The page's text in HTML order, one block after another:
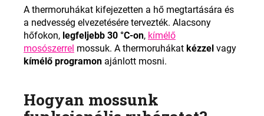
A thermoruhákat kifejezetten a hő megtartására és
a nedvesség elvezetésére tervezték. Alacsony
hőfokon, legfeljebb 30 °C-on, kímélő
mosószerrel mossuk. A thermoruhákat kézzel vagy
kímélő programon ajánlott mosni.
Hogyan mossunk